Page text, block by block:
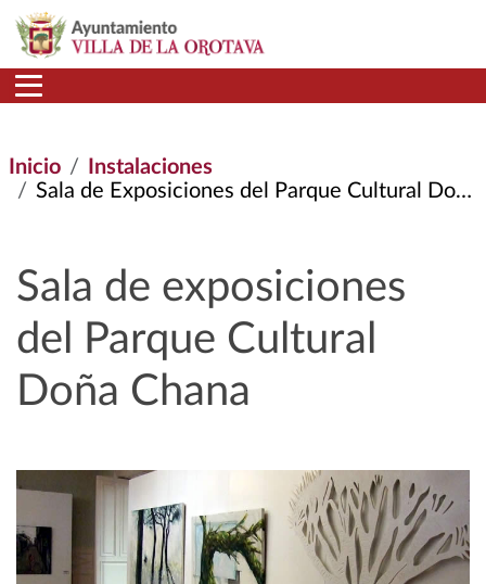
Pasar al contenido principal
Inicio
Instalaciones
Sala de Exposiciones del Parque Cultural Doña Chana
Sala de exposiciones
del Parque Cultural
Doña Chana